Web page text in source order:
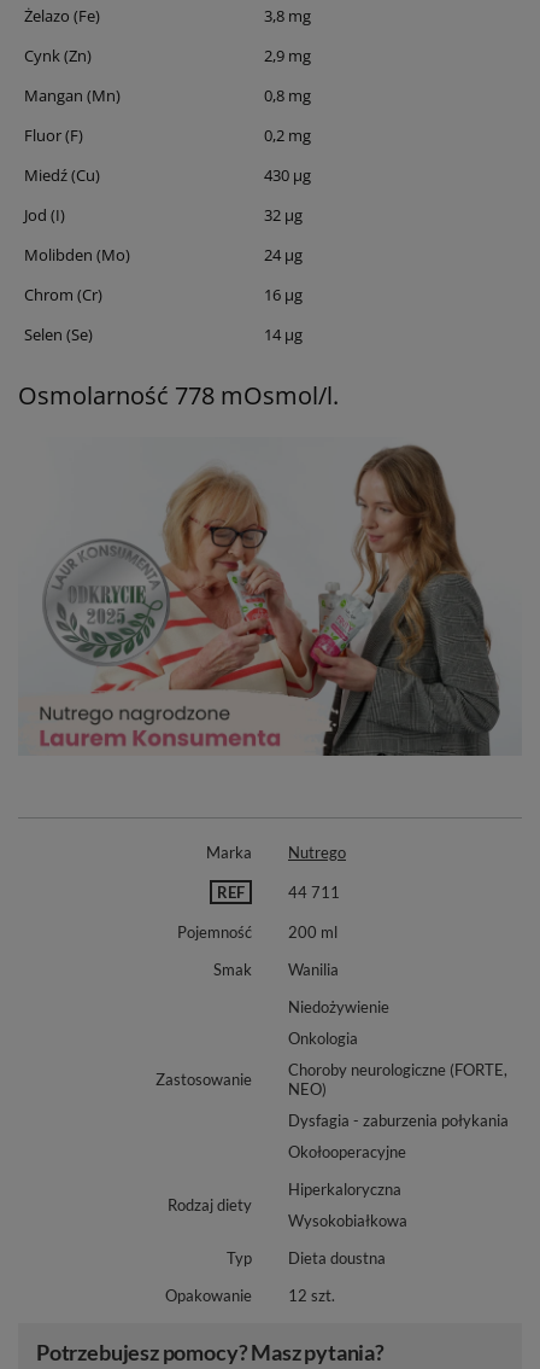
Żelazo (Fe)
3,8 mg
Cynk (Zn)
2,9 mg
Mangan (Mn)
0,8 mg
Fluor (F)
0,2 mg
Miedź (Cu)
430 μg
Jod (I)
32 μg
Molibden (Mo)
24 μg
Chrom (Cr)
16 μg
Selen (Se)
14 μg
Osmolarność 778 mOsmol/l.
Marka Nutrego
REF 44 711
Pojemność
200 ml
Smak
Wanilia
Zastosowanie
Niedożywienie
Onkologia
Choroby neurologiczne (FORTE,
NEO)
Dysfagia - zaburzenia połykania
Okołooperacyjne
Rodzaj diety
Hiperkaloryczna
Wysokobiałkowa
Typ
Dieta doustna
Opakowanie
12 szt.
Potrzebujesz pomocy? Masz pytania?